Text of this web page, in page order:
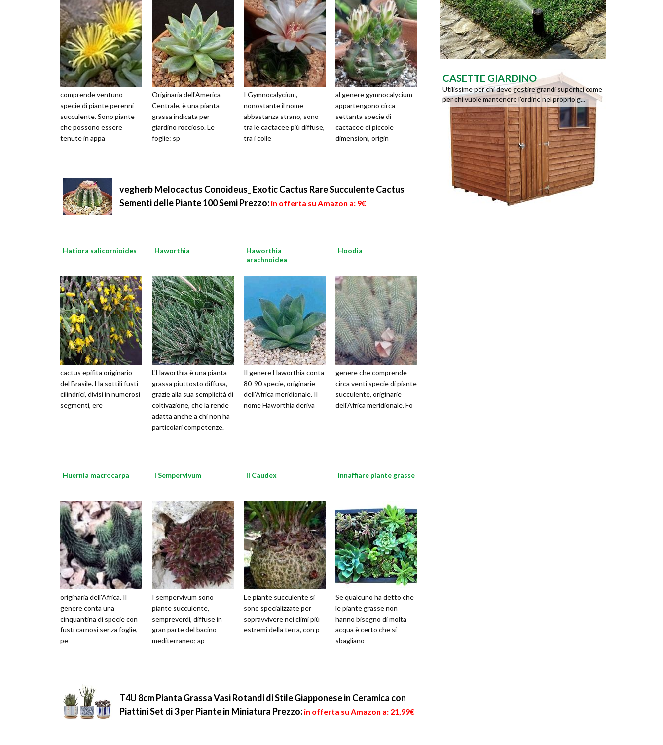
comprende ventuno
specie di piante perenni
succulente. Sono piante
che possono essere
tenute in appa
Originaria dell'America
Centrale, è una pianta
grassa indicata per
giardino roccioso. Le
foglie: sp
I Gymnocalycium,
nonostante il nome
abbastanza strano, sono
tra le cactacee più diffuse,
tra i colle
al genere gymnocalycium
appartengono circa
settanta specie di
cactacee di piccole
dimensioni, origin
vegherb Melocactus Conoideus_ Exotic Cactus Rare Succulente Cactus
Sementi delle Piante 100 SemiPrezzo: in offerta su Amazon a: 9€
Hatiora salicornioides
cactus epifita originario
del Brasile. Ha sottili fusti
cilindrici, divisi in numerosi
segmenti, ere
Haworthia
L'Haworthia è una pianta
grassa piuttosto diffusa,
grazie alla sua semplicità di
coltivazione, che la rende
adatta anche a chi non ha
particolari competenze.
Haworthia
arachnoidea
Il genere Haworthia conta
80-90 specie, originarie
dell'Africa meridionale. Il
nome Haworthia deriva
Hoodia
genere che comprende
circa venti specie di piante
succulente, originarie
dell'Africa meridionale. Fo
Huernia macrocarpa
originaria dell'Africa. Il
genere conta una
cinquantina di specie con
fusti carnosi senza foglie,
pe
I Sempervivum
I sempervivum sono
piante succulente,
sempreverdi, diffuse in
gran parte del bacino
mediterraneo; ap
Il Caudex
Le piante succulente si
sono specializzate per
sopravvivere nei climi più
estremi della terra, con p
innaffiare piante grasse
Se qualcuno ha detto che
le piante grasse non
hanno bisogno di molta
acqua è certo che si
sbagliano
T4U 8cm Pianta Grassa Vasi Rotandi di Stile Giapponese in Ceramica con
Piattini Set di 3 per Piante in Miniatura Prezzo: in offerta su Amazon a: 21,99€
CASETTE GIARDINO
Utilissime per chi deve gestire grandi superfici come
per chi vuole mantenere l'ordine nel proprio g...